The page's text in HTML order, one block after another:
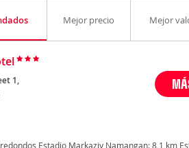
Mejor precio Mejor
1,
Estadio Markaziy Namangan: 8,1 km